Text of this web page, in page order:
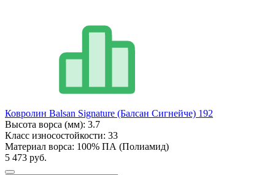
Ковролин Balsan Signature (Балсан Сигнейче) 192
Высота ворса (мм): 3.7
Класс износостойкости: 33
Материал ворса: 100% ПА (Полиамид)
5 473 руб.